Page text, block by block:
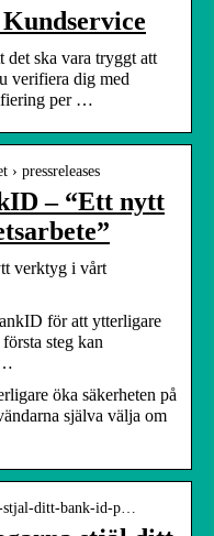
ska vara tryggt att
verifiera dig med
per …
pressreleases
– “Ett nytt
verktyg i vårt
för att ytterligare
steg kan
…
öka säkerheten på
själva välja om
stjal-ditt-bank-id-p…